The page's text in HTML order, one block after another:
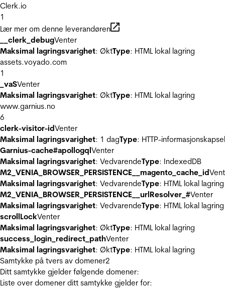
Clerk.io
1
Lær mer om denne leverandøren
__clerk_debugVenter
Maksimal lagringsvarighet: ØktType: HTML lokal lagring
assets.voyado.com
1
_vaSVenter
Maksimal lagringsvarighet: ØktType: HTML lokal lagring
www.garnius.no
6
clerk-visitor-idVenter
Maksimal lagringsvarighet: 1 dagType: HTTP-informasjonskapsel
Garnius-cache#apollogqlVenter
Maksimal lagringsvarighet: VedvarendeType: IndexedDB
M2_VENIA_BROWSER_PERSISTENCE__magento_cache_id
Maksimal lagringsvarighet: VedvarendeType: HTML lokal lagring
M2_VENIA_BROWSER_PERSISTENCE__urlResolver_#Venter
Maksimal lagringsvarighet: VedvarendeType: HTML lokal lagring
scrollLockVenter
Maksimal lagringsvarighet: ØktType: HTML lokal lagring
success_login_redirect_pathVenter
Maksimal lagringsvarighet: ØktType: HTML lokal lagring
Samtykke på tvers av domener2
Ditt samtykke gjelder følgende domener:
Liste over domener ditt samtykke gjelder for: